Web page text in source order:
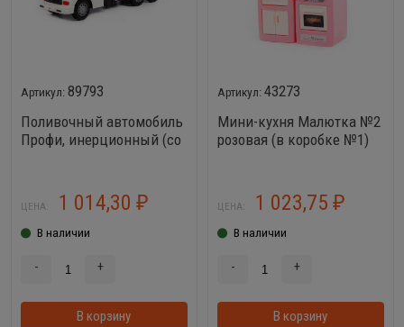
89793
Поливочный автомобиль
Профи, инерционный (со
ЦЕНА: 1 014,30 ₽
В наличии
- +
В корзину В корзинке
43273
Мини-кухня Малютка №2
розовая (в коробке №1)
ЦЕНА: 1 023,75 ₽
В наличии
- +
В корзину